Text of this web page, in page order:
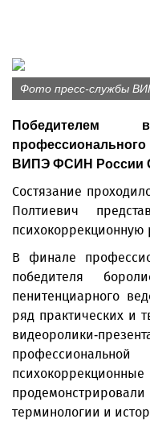
Фото пресс-службы
Победителем
ВИПЭ ФСИН России
Состязание
Полтиевич
В финале
победителя
пенитенциарного
ряд практических и
видеоролики-
терминологии и